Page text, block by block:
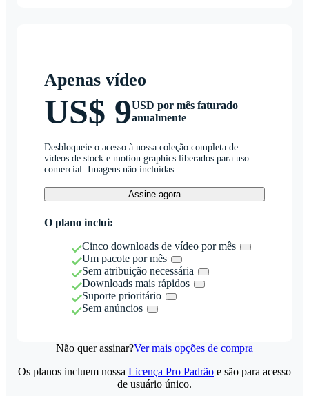
Apenas vídeo
US$ 9USD por mês faturado
anualmente
Desbloqueie o acesso à nossa coleção completa de
vídeos de stock e motion graphics liberados para uso
comercial. Imagens não incluídas.
Assine agora
O plano inclui:
Cinco downloads de vídeo por mês
Um pacote por mês
Sem atribuição necessária
Downloads mais rápidos
Suporte prioritário
Sem anúncios
Não quer assinar?Ver mais opções de compra
Os planos incluem nossa Licença Pro Padrão e são para acesso
de usuário único.